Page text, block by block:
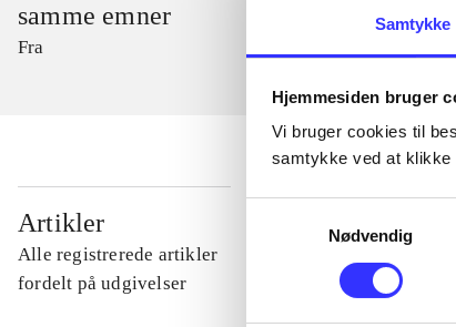
Samtykke
Hjemmesiden bruger
Vi bruger cookies til
samtykke ved at klikke
Nødvendig
samme emner
Fra
Artikler
Alle registrerede artikler
fordelt på udgivelser
...